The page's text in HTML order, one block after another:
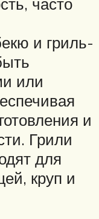
и гриль-
или
и
Грили
для
круп и